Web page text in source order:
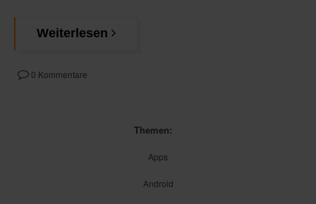
Weiterlesen
0 Kommentare
Themen:
Apps
Android